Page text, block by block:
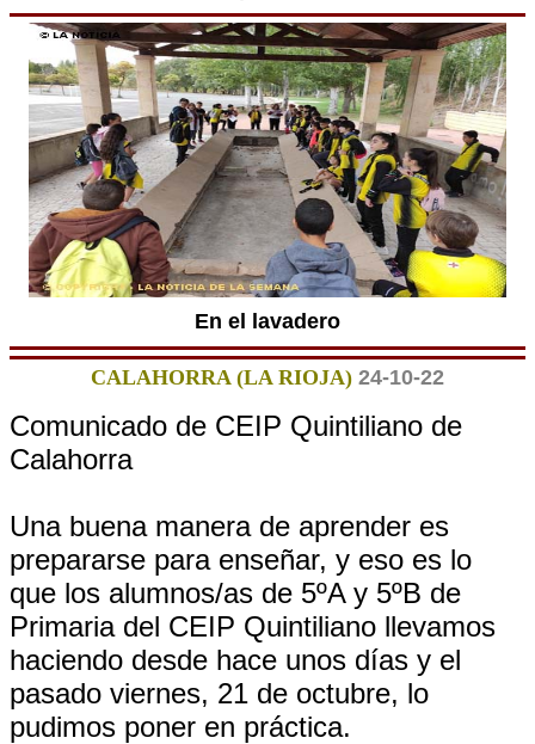
En el lavadero
CALAHORRA (LA RIOJA) 24-10-22
Comunicado de CEIP Quintiliano de
Calahorra
Una buena manera de aprender es
prepararse para enseñar, y eso es lo
que los alumnos/as de 5ºA y 5ºB de
Primaria del CEIP Quintiliano llevamos
haciendo desde hace unos días y el
pasado viernes, 21 de octubre, lo
pudimos poner en práctica.